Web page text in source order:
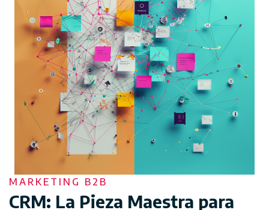
MARKETING B2B
CRM: La Pieza Maestra para